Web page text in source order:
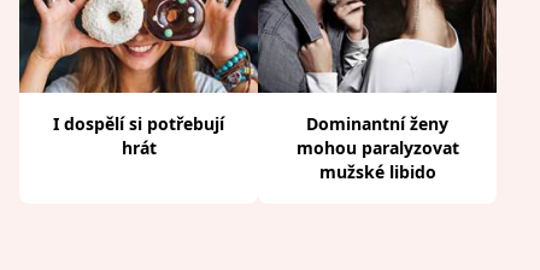
I dospělí si potřebují
hrát
Dominantní ženy
mohou paralyzovat
mužské libido